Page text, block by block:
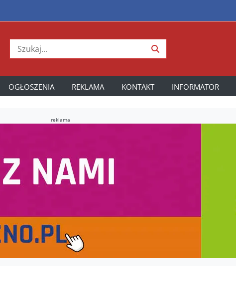
OGŁOSZENIA REKLAMA KONTAKT INFORMATOR
reklama